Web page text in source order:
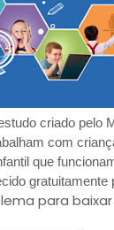
criado pelo
com
que
gratuitamente
para